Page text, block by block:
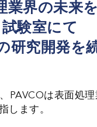
業界の未来を
験室にて
研究開発を
PAVCOは表面処理
します。